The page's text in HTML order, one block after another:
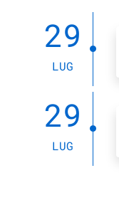
29
LUG
29
LUG